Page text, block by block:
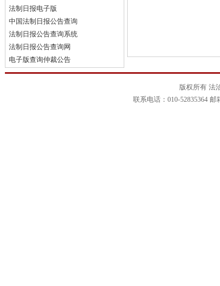
法制日报电子版
中国法制日报公告查询
法制日报公告查询系统
法制日报公告查询网
电子版查询仲裁公告
版权所有 法
联系电话：010-52835364 邮